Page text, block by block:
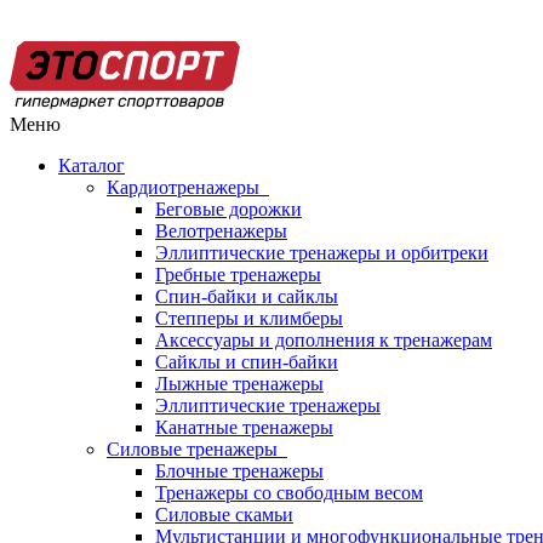
Меню
Каталог
Кардиотренажеры
Беговые дорожки
Велотренажеры
Эллиптические тренажеры и орбитреки
Гребные тренажеры
Спин-байки и сайклы
Степперы и климберы
Аксессуары и дополнения к тренажерам
Сайклы и спин-байки
Лыжные тренажеры
Эллиптические тренажеры
Канатные тренажеры
Силовые тренажеры
Блочные тренажеры
Тренажеры со свободным весом
Силовые скамьи
Мультистанции и многофункциональные